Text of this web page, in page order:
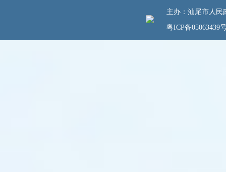
主办：汕尾市人民
粤ICP备05063439